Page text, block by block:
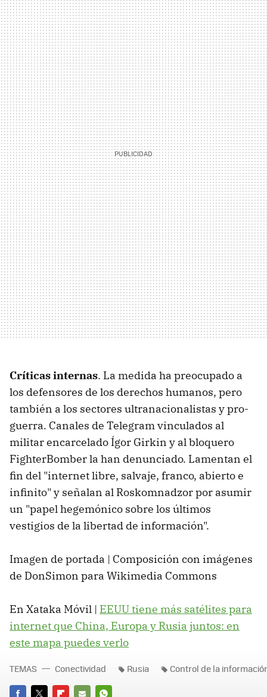
Críticas internas. La medida ha preocupado a
los defensores de los derechos humanos, pero
también a los sectores ultranacionalistas y pro-
guerra. Canales de Telegram vinculados al
militar encarcelado Ígor Girkin y al bloquero
FighterBomber la han denunciado. Lamentan el
fin del "internet libre, salvaje, franco, abierto e
infinito" y señalan al Roskomnadzor por asumir
un "papel hegemónico sobre los últimos
vestigios de la libertad de información".
Imagen de portada | Composición con imágenes
de DonSimon para Wikimedia Commons
En Xataka Móvil | EEUU tiene más satélites para
internet que China, Europa y Rusia juntos: en
este mapa puedes verlo
TEMAS Conectividad Rusia Control de la